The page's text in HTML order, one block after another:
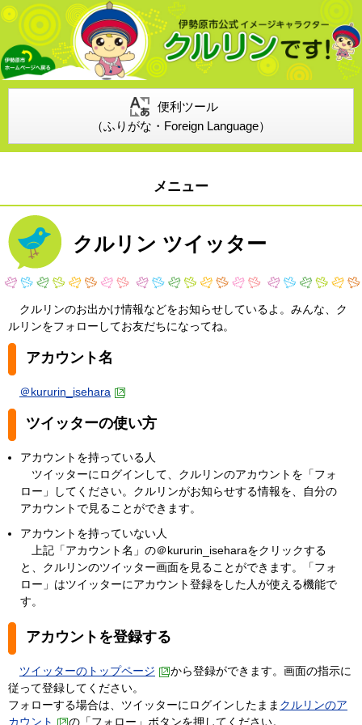
便利ツール
（ふりがな・Foreign Language）
メニュー
クルリン ツイッター
クルリンのお出かけ情報などをお知らせしているよ。みんな、ク
ルリンをフォローしてお友だちになってね。
アカウント名
＠kururin_isehara
ツイッターの使い方
アカウントを持っている人
ツイッターにログインして、クルリンのアカウントを「フォ
ロー」してください。クルリンがお知らせする情報を、自分の
アカウントで見ることができます。
アカウントを持っていない人
上記「アカウント名」の＠kururin_iseharaをクリックする
と、クルリンのツイッター画面を見ることができます。「フォ
ロー」はツイッターにアカウント登録をした人が使える機能で
す。
アカウントを登録する
ツイッターのトップページ
から登録ができます。画面の指示に
従って登録してください。
フォローする場合は、ツイッターにログインしたまま クルリンのア
カウント
の「フォロー」ボタンを押してください。